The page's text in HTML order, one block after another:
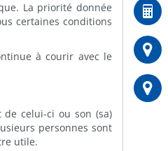
La priorité donnée
certaines conditions
à courir avec le
celui-ci ou son (sa)
personnes sont
utile.